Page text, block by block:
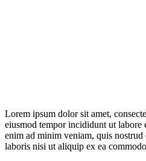
Lorem ipsum dolor sit amet,
eiusmod tempor incididunt ut labore
enim ad minim veniam, quis
laboris nisi ut aliquip ex ea